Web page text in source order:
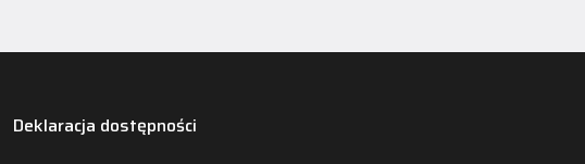
Deklaracja dostępności